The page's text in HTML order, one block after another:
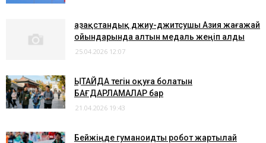
Қазақстандық джиу-джитсушы Азия жағажай
ойындарында алтын медаль жеңіп алды
25.04.2026 12:07
ҚЫТАЙДА тегін оқуға болатын
БАҒДАРЛАМАЛАР бар
21.04.2026 19:43
​Бейжіңде гуманоидты робот жартылай